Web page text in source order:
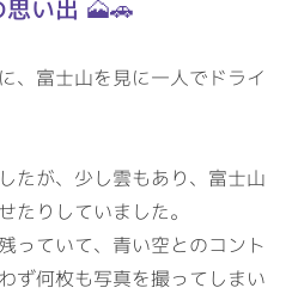
い出 🗻🚗
、富士山を見に一人でドライ
たが、少し雲もあり、富士山
たりしていました。
っていて、青い空とのコント
ず何枚も写真を撮ってしまい